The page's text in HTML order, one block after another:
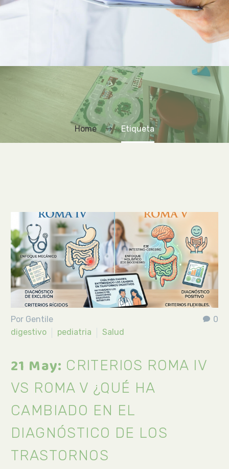
Home Etiqueta
0
Por Gentile
digestivo
pediatria Salud
21 May: CRITERIOS ROMA IV
VS ROMA V ¿QUÉ HA
CAMBIADO EN EL
DIAGNÓSTICO DE LOS
TRASTORNOS